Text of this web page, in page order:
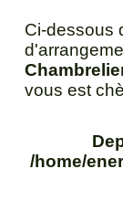
Ci-dessous
vous est
/home/